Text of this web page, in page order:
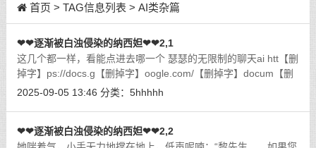
首页 > TAG信息列表 > AI类杂篇
❤❤逐渐被白浊侵染的纳西妲❤❤2,1
这几个都一样，看能点进去哪一个 瑟瑟的无限制的聊天ai htt【删
掉字】ps://docs.g【删掉字】oogle.com/【删掉字】docum【删
掉字】ent/d/1【删掉字】JNgi6【删掉字】
2025-09-05 13:46 分类： 5hhhhh
❤❤逐渐被白浊侵染的纳西妲❤❤2,2